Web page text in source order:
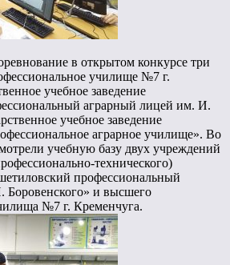
в открытом конкурсе три
училище №7 г.
учебное заведение
аграрный лицей им. И.
учебное заведение
аграрное училище». Во
учебную базу двух учреждений
технического)
профессиональный
и высшего
№7 г. Кременчуга.